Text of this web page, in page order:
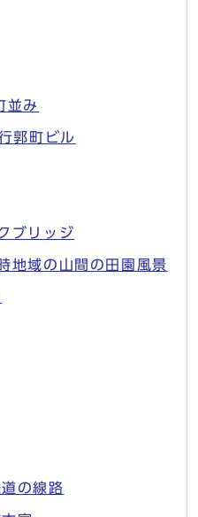
並み
郭町ビル
ブリッジ
地域の山間の田園風景
の線路